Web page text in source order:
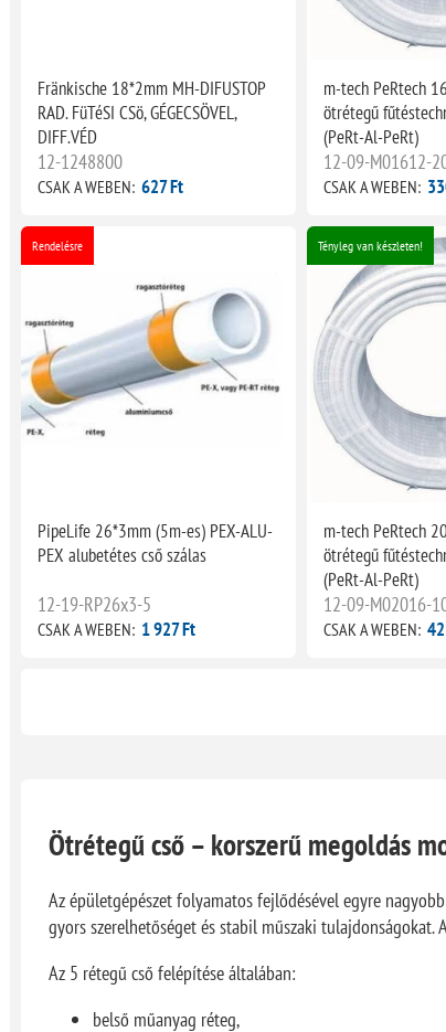
Fränkische 18*2mm MH-DIFUSTOP
RAD. FüTéSI CSö, GÉGECSÖVEL,
DIFF.VÉD
12-1248800
CSAK A WEBEN: 627 Ft
m-tech PeRtech
ötrétegű
(PeRt-Al-PeRt)
12-09-M01612-
CSAK A WEBEN:
Rendelésre
PipeLife 26*3mm (5m-es) PEX-ALU-
PEX alubetétes cső szálas
12-19-RP26x3-5
CSAK A WEBEN: 1 927 Ft
Tényleg van készleten!
m-tech PeRtech
ötrétegű
(PeRt-Al-PeRt)
12-09-M02016-
CSAK A WEBEN:
Ötrétegű cső – korszerű megoldás
Az épületgépészet folyamatos fejlődésével egyre
gyors szerelhetőséget és stabil műszaki
Az 5 rétegű cső felépítése általában:
belső műanyag réteg,